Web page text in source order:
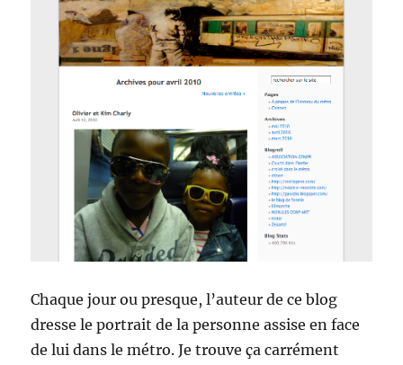
Chaque jour ou presque, l’auteur de ce blog
dresse le portrait de la personne assise en face
de lui dans le métro. Je trouve ça carrément